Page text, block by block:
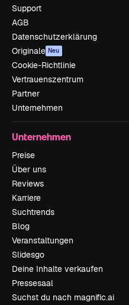
Support
AGB
Datenschutzerklärung
Originale Neu
Cookie-Richtlinie
Vertrauenszentrum
Partner
Unternehmen
Unternehmen
Preise
Über uns
Reviews
Karriere
Suchtrends
Blog
Veranstaltungen
Slidesgo
Deine Inhalte verkaufen
Pressesaal
Suchst du nach magnific.ai